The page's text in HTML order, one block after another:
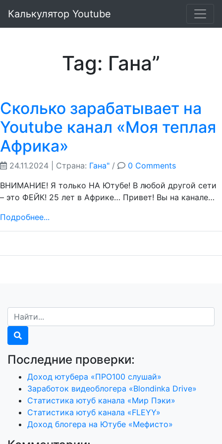
Калькулятор Youtube
Tag: Гана”
Сколько зарабатывает на
Youtube канал «Моя теплая
Африка»
24.11.2024 | Страна: Гана" /
0 Comments
ВНИМАНИЕ! Я только НА Ютубе! В любой другой сети
– это ФЕЙК! 25 лет в Африке… Привет! Вы на канале…
Подробнее...
Последние проверки:
Доход ютубера «ПРО100 слушай»
Заработок видеоблогера «Blondinka Drive»
Статистика ютуб канала «Мир Пэки»
Статистика ютуб канала «FLEYY»
Доход блогера на Ютубе «Мефисто»